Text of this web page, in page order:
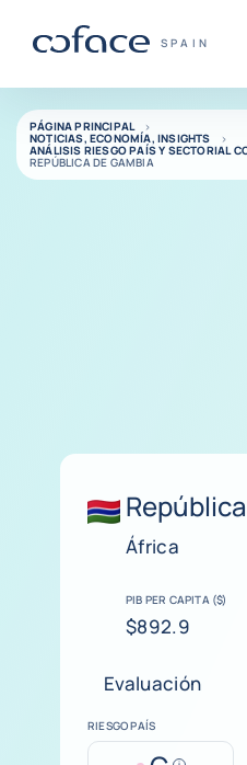
COFACE -
SPAIN
Volver a la página principal
PÁGINA PRINCIPAL
NOTICIAS, ECONOMÍA, INSIGHTS
ANÁLISIS RIESGO PAÍS Y SECTORIAL
REPÚBLICA DE GAMBIA
África
PIB PER CAPITA ($)
$892.9
Evaluación
RIESGO PAÍS